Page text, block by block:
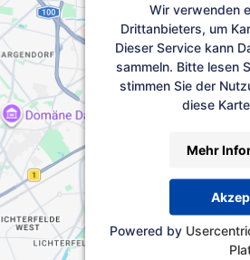
Wir verwenden
Drittanbieters, um
Dieser Service kann
sammeln. Bitte lesen
stimmen Sie der
diese
Mehr
Powered by